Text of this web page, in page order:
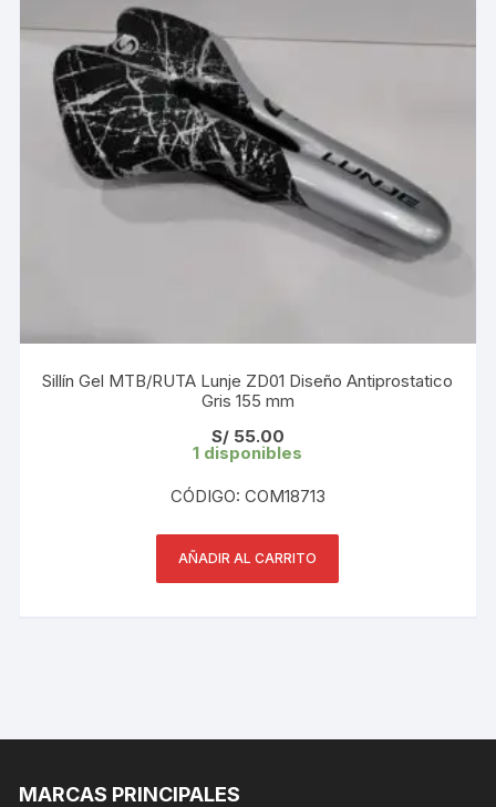
Sillín Gel MTB/RUTA Lunje ZD01 Diseño Antiprostatico
Gris 155 mm
S/55.00
1 disponibles
CÓDIGO: COM18713
AÑADIR AL CARRITO
MARCAS PRINCIPALES